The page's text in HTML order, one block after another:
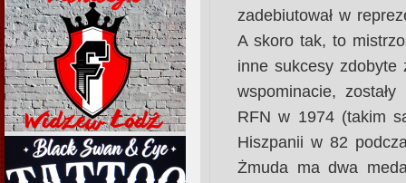
zadebiutował w
A skoro tak, to
inne sukcesy zdobyte
wspominacie,
RFN w 1974 (takim
Hiszpanii w 82
Żmuda ma dwa